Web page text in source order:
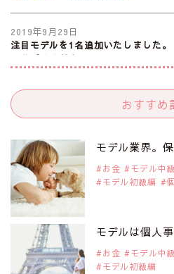
2019年9月29日
注目モデルを1名追加いたしました。
是非ご覧ください。
2019年9月29日
是非ご覧ください。
注目モデル 水原佑果さん
2019年9月29日
是非ご覧ください。
注目モデル CHIHARUさん
おすすめ
モデル業界。
お金 モデル中
モデル初級編
モデルは個人
お金 モデル中
モデル初級編